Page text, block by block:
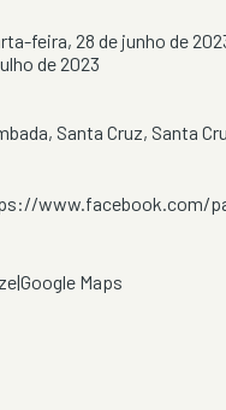
feira, 28 de junho de
de 2023
, Santa Cruz, Santa
www.facebook.com/
|Google Maps